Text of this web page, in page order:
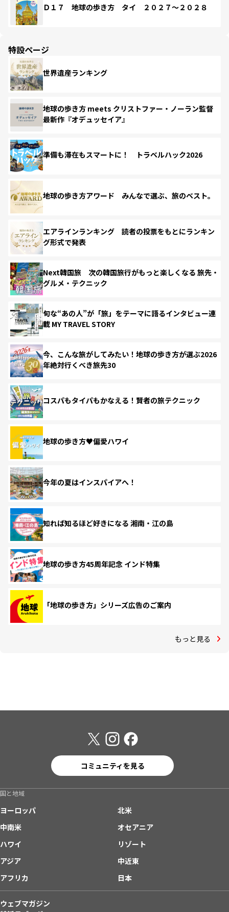
Ｄ１７ 地球の歩き方 タイ ２０２７～２０２８
特設ページ
世界遺産ランキング
地球の歩き方 meets クリストファー・ノーラン監督
最新作『オデュッセイア』
準備も滞在もスマートに！ トラベルハック2026
地球の歩き方アワード みんなで選ぶ、旅のベスト。
エアラインランキング 読者の投票をもとにランキン
グ形式で発表
Next韓国旅 次の韓国旅行がもっと楽しくなる 旅先・
グルメ・テクニック
旬な“あの人”が「旅」をテーマに語るインタビュー連
載 MY TRAVEL STORY
今、こんな旅がしてみたい！地球の歩き方が選ぶ2026
年絶対行くべき旅先30
コスパもタイパもかなえる！賢者の旅テクニック
地球の歩き方♥偏愛ハワイ
今年の夏はインスパイアへ！
知れば知るほど好きになる 湘南・江の島
地球の歩き方45周年記念 インド特集
「地球の歩き方」シリーズ広告のご案内
もっと見る
コミュニティを見る
国と地域
ヨーロッパ
北米
中南米
オセアニア
ハワイ
リゾート
アジア
中近東
アフリカ
日本
ウェブマガジン